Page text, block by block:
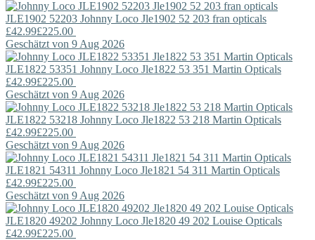
JLE1902 52203 Johnny Loco Jle1902 52 203 fran opticals
£42.99£225.00
Geschätzt von 9 Aug 2026
JLE1822 53351 Johnny Loco Jle1822 53 351 Martin Opticals
£42.99£225.00
Geschätzt von 9 Aug 2026
JLE1822 53218 Johnny Loco Jle1822 53 218 Martin Opticals
£42.99£225.00
Geschätzt von 9 Aug 2026
JLE1821 54311 Johnny Loco Jle1821 54 311 Martin Opticals
£42.99£225.00
Geschätzt von 9 Aug 2026
JLE1820 49202 Johnny Loco Jle1820 49 202 Louise Opticals
£42.99£225.00